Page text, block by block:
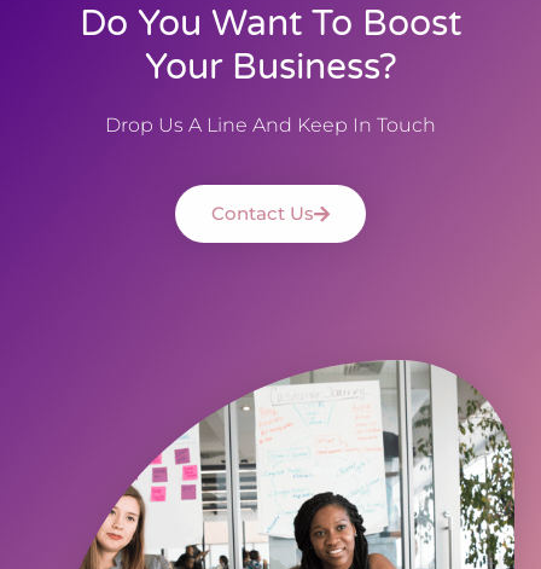
Do You Want To Boost
Your Business?
Drop Us A Line And Keep In Touch
Contact Us